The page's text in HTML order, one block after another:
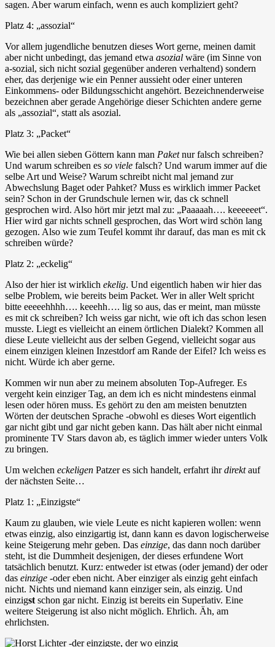
sagen. Aber warum einfach, wenn es auch kompliziert geht?
Platz 4: „assozial“
Vor allem jugendliche benutzen dieses Wort gerne, meinen damit
aber nicht unbedingt, das jemand etwa asozial wäre (im Sinne von
a-sozial, sich nicht sozial gegenüber anderen verhaltend) sondern
eher, das derjenige wie ein Penner aussieht oder einer unteren
Einkommens- oder Bildungsschicht angehört. Bezeichnenderweise
bezeichnen aber gerade Angehörige dieser Schichten andere gerne
als „assozial“, statt als asozial.
Platz 3: „Packet“
Wie bei allen sieben Göttern kann man Paketnur falsch schreiben?
Und warum schreiben es so viele falsch? Und warum immer auf die
selbe Art und Weise? Warum schreibt nicht mal jemand zur
Abwechslung Baget oder Pahket? Muss es wirklich immer Packet
sein? Schon in der Grundschule lernen wir, das ck schnell
gesprochen wird. Also hört mir jetzt mal zu: „Paaaaah…. keeeeeet“.
Hier wird gar nichts schnell gesprochen, das Wort wird schön lang
gezogen. Also wie zum Teufel kommt ihr darauf, das man es mit ck
schreiben würde?
Platz 2: „eckelig“
Also der hier ist wirklich ekelig. Und eigentlich haben wir hier das
selbe Problem, wie bereits beim Packet. Wer in aller Welt spricht
bitte eeeeehhhh…. keeehh…. lig so aus, das er meint, man müsste
es mit ck schreiben? Ich weiss gar nicht, wie oft ich das schon lesen
musste. Liegt es vielleicht an einem örtlichen Dialekt? Kommen all
diese Leute vielleicht aus der selben Gegend, vielleicht sogar aus
einem einzigen kleinen Inzestdorf am Rande der Eifel? Ich weiss es
nicht. Würde ich aber gerne.
Kommen wir nun aber zu meinem absoluten Top-Aufreger. Es
vergeht kein einziger Tag, an dem ich es nicht mindestens einmal
lesen oder hören muss. Es gehört zu den am meisten benutzten
Wörten der deutschen Sprache -obwohl es dieses Wort eigentlich
gar nicht gibt und gar nicht geben kann. Das hält aber nicht einmal
prominente TV Stars davon ab, es täglich immer wieder unters Volk
zu bringen.
Um welchen eckeligen Patzer es sich handelt, erfahrt ihrdirektauf
der nächsten Seite…
Platz 1: „Einzigste“
Kaum zu glauben, wie viele Leute es nicht kapieren wollen: wenn
etwas einzig, also einzigartig ist, dann kann es davon logischerweise
keine Steigerung mehr geben. Das einzige, das dann noch darüber
steht, ist die Dummheit desjenigen, der dieses erfundene Wort
tatsächlich benutzt. Kurz: entweder ist etwas (oder jemand) der oder
das einzige -oder eben nicht. Aber einziger als einzig geht einfach
nicht. Nichts und niemand kann einziger sein, als einzig. Und
einzigst schon gar nicht. Einzig ist bereits ein Superlativ. Eine
weitere Steigerung ist also nicht möglich. Ehrlich. Äh, am
ehrlichsten.